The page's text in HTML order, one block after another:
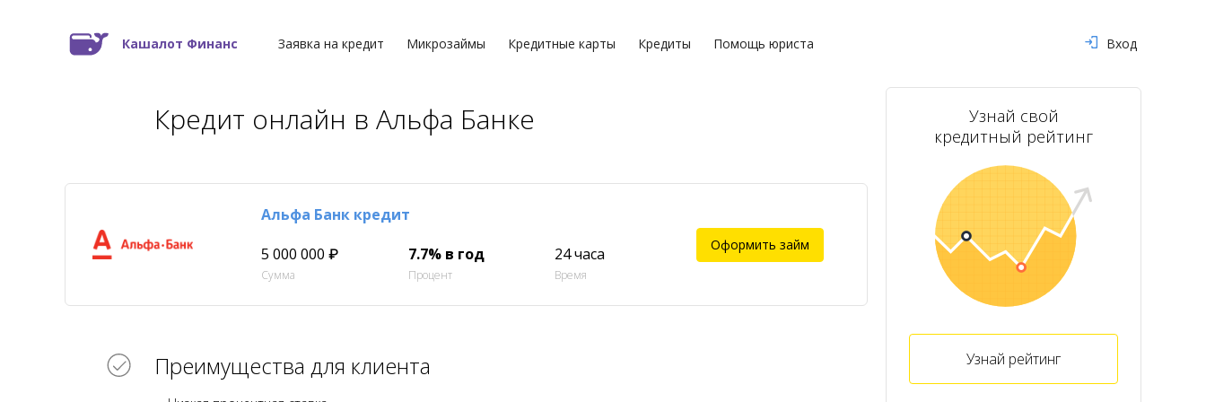
Кашалот Финанс Заявка на кредит Микрозаймы Кредитные карты Кредиты Помощь юриста Вход
Кредит онлайн в Альфа Банке
Альфа Банк кредит
5 000 000 ₽
Сумма
7.7% в год
Процент
24 часа
Время
Оформить займ
Преимущества для клиента
Узнай свой
кредитный рейтинг
Узнай рейтинг